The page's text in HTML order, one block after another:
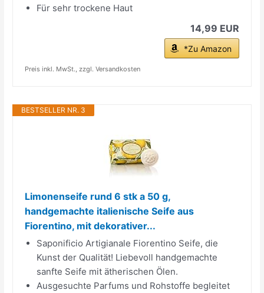
Für sehr trockene Haut
14,99 EUR
*Zu Amazon
Preis inkl. MwSt., zzgl. Versandkosten
BESTSELLER NR. 3
Limonenseife rund 6 stk a 50 g,
handgemachte italienische Seife aus
Fiorentino, mit dekorativer...
Saponificio Artigianale Fiorentino Seife, die
Kunst der Qualität! Liebevoll handgemachte
sanfte Seife mit ätherischen Ölen.
Ausgesuchte Parfums und Rohstoffe begleitet